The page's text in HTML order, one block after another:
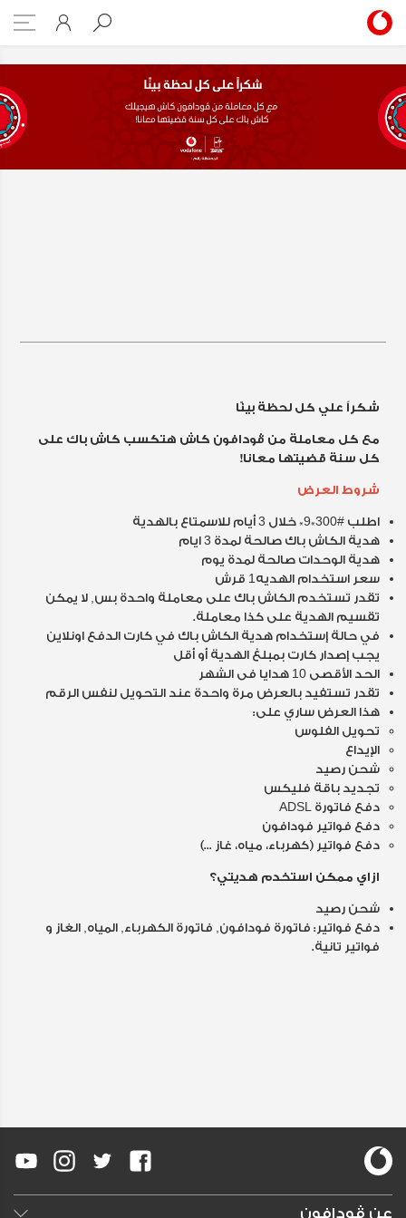
Cash Back
شكراً علي كل لحظة بينّا
مع كل معاملة من ڤودافون كاش هتكسب كاش باك على
كل سنة قضيتها معانا!
شروط العرض
اطلب #300*9* خلال 3 أيام للاسمتاع بالهدية
هدية الكاش باك صالحة لمدة 3 ايام
هدية الوحدات صالحة لمدة يوم
سعر استخدام الهديه1 قرش
تقدر تستخدم الكاش باك على معاملة واحدة بس, لا يمكن
تقسيم الهدية على كذا معاملة.
في حالة إستخدام هدية الكاش باك في كارت الدفع اونلاين
يجب إصدار كارت بمبلغ الهدية أو أقل
الحد الأقصى 10 هدايا فى الشهر
تقدر تستفيد بالعرض مرة واحدة عند التحويل لنفس الرقم
هذا العرض ساري على:
تحويل الفلوس
الإيداع
شحن رصيد
تجديد باقة فليكس
دفع فاتورة ADSL
دفع فواتير فودافون
دفع فواتير (كهرباء، مياه، غاز ...)
ازاي ممكن استخدم هديتي؟
شحن رصيد
دفع فواتير: فاتورة فودافون, فاتورة الكهرباء, المياه, الغاز و
فواتير تانية.
عن ڤودافون